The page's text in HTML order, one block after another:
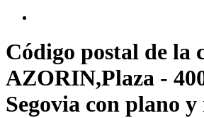
Código postal de la
AZORIN,Plaza -
Segovia con plano y